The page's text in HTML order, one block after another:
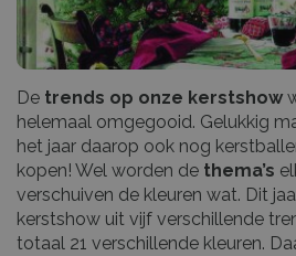
De trends op onze kerstshow
helemaal omgegooid. Gelukkig
het jaar daarop ook nog
kopen! Wel worden de thema’s
verschuiven de kleuren wat. Dit
kerstshow uit vijf verschillende
totaal 21 verschillende kleuren.